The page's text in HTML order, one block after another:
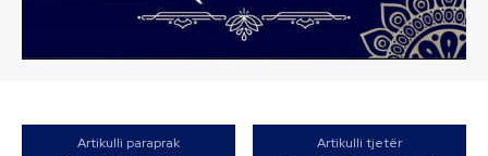
Artikulli paraprak Artikulli tjetër